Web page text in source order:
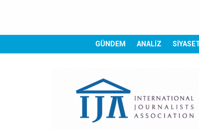
GÜNDEM ANALİZ